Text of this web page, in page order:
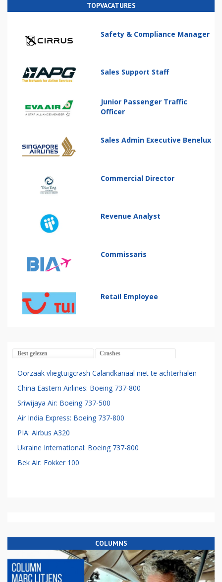
TOPVACATURES
Safety & Compliance Manager
Sales Support Staff
Junior Passenger Traffic
Officer
Sales Admin Executive Benelux
Commercial Director
Revenue Analyst
Commissaris
Retail Employee
Best gelezen Crashes
Oorzaak vliegtuigcrash Calandkanaal niet te achterhalen
China Eastern Airlines: Boeing 737-800
Sriwijaya Air: Boeing 737-500
Air India Express: Boeing 737-800
PIA: Airbus A320
Ukraine International: Boeing 737-800
Bek Air: Fokker 100
COLUMNS